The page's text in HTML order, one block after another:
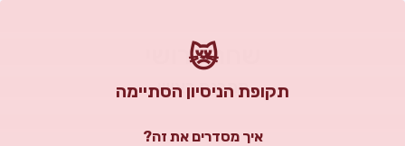
😿
תקופת הניסיון הסתיימה
איך מסדרים את זה?
שחר ברושי
מתכנת ראשי